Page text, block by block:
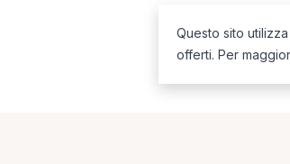
La piattaforma per trovare il
Questo sito
offerti. Per